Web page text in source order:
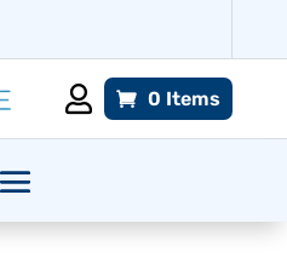
 0 Items